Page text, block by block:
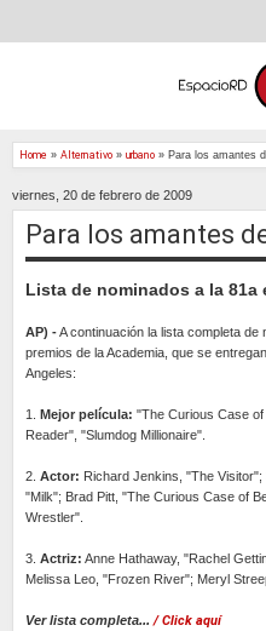
Home » Alternativo » urbano » Para los amantes
viernes, 20 de febrero de 2009
Para los amantes
Lista de nominados a la
AP) -A continuación la lista completa de
premios de la Academia, que se
Angeles:
1. Mejor película: "The Curious Case
Reader", "Slumdog Millionaire".
2. Actor: Richard Jenkins, "The
"Milk"; Brad Pitt, "The Curious Case of
Wrestler".
3. Actriz: Anne Hathaway, "Rachel
Melissa Leo, "Frozen River"; Meryl
Ver lista completa... / Click aquí